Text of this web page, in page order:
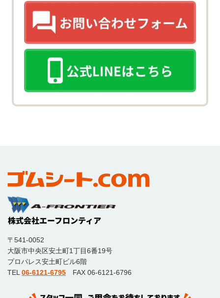
〒541-0052
大阪市中央区安土町1丁目6番19号
プロパレス安土町ビル6階
TEL 06-6121-6795 FAX 06-6121-6796